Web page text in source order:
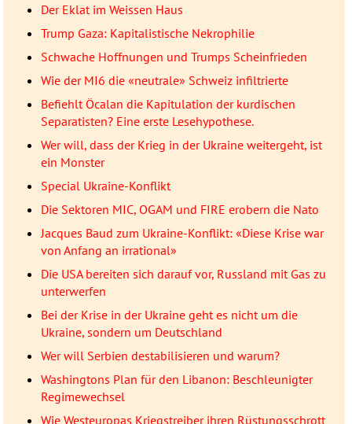
Der Eklat im Weissen Haus
Trump Gaza: Kapitalistische Nekrophilie
Schwache Hoffnungen und Trumps Scheinfrieden
Wie der MI6 die «neutrale» Schweiz infiltrierte
Befiehlt Öcalan die Kapitulation der kurdischen
Separatisten? Eine erste Lesehypothese.
Wer will, dass der Krieg in der Ukraine weitergeht, ist
ein Monster
Special Ukraine-Konflikt
Die Sektoren MIC, OGAM und FIRE erobern die Nato
Jacques Baud zum Ukraine-Konflikt: «Diese Krise war
von Anfang an irrational»
Die USA bereiten sich darauf vor, Russland mit Gas zu
unterwerfen
Bei der Krise in der Ukraine geht es nicht um die
Ukraine, sondern um Deutschland
Wer will Serbien destabilisieren und warum?
Washingtons Plan für den Libanon: Beschleunigter
Regimewechsel
Wie Westeuropas Kriegstreiber ihren Rüstungsschrott